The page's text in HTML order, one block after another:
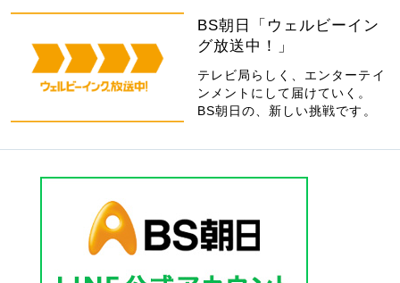
BS朝日「ウェルビーイン
グ放送中！」
テレビ局らしく、エンターテイ
ンメントにして届けていく。
BS朝日の、新しい挑戦です。